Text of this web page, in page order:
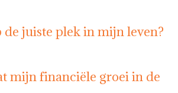
de juiste plek in mijn leven?
mijn financiële groei in de